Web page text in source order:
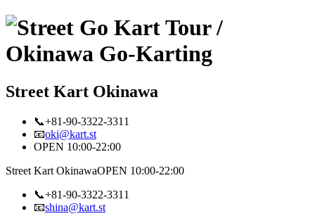
Street Kart Okinawa
📞+81-90-3322-3311
📧oki@kart.st
OPEN 10:00-22:00
Street Kart OkinawaOPEN 10:00-22:00
📞+81-90-3322-3311
📧shina@kart.st